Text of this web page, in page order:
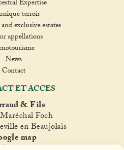
Expertise
terroir
exclusive estates
appellations
News
Contact
ET ACCES
& Fils
Foch
en Beaujolais
map